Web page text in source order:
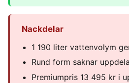
Nackdelar
1 190 liter vattenvolym
Rund form saknar
Premiumpris 13 495 kr i